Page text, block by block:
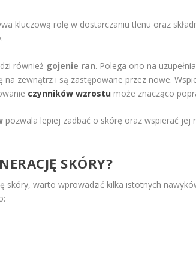
kluczową rolę w dostarczaniu tlenu oraz
również gojenie ran. Polega ono na
zewnątrz i są zastępowane przez nowe.
czynników wzrostu może znacząco
pozwala lepiej zadbać o skórę oraz wspierać jej
SKÓRY?
skóry, warto wprowadzić kilka istotnych